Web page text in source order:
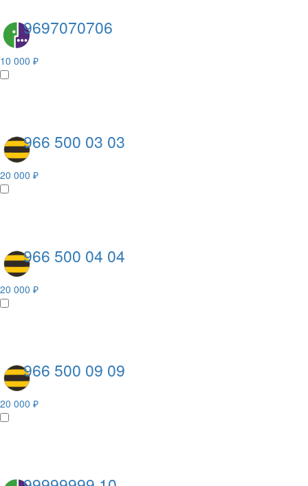
9697070706
10 000 ₽
966 500 03 03
20 000 ₽
966 500 04 04
20 000 ₽
966 500 09 09
20 000 ₽